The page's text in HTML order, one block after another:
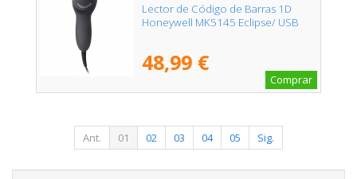
Lector de Código de Barras 1D
Honeywell MK5145 Eclipse/ USB
48,99 €
Comprar
Ant. 01 02 03 04 05 Sig.